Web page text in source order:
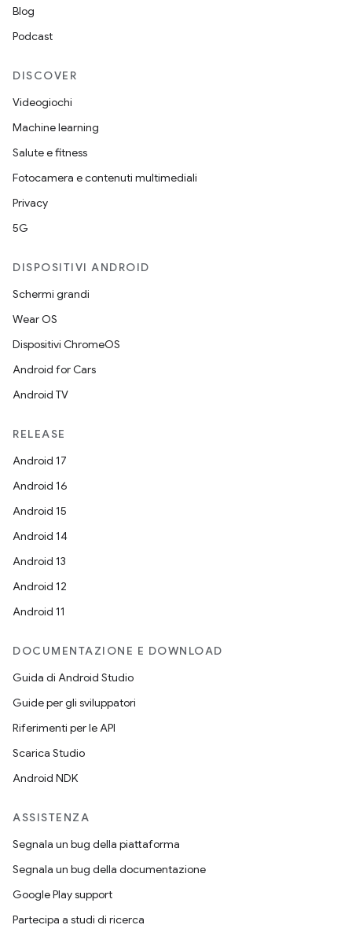
Blog
Podcast
DISCOVER
Videogiochi
Machine learning
Salute e fitness
Fotocamera e contenuti multimediali
Privacy
5G
DISPOSITIVI ANDROID
Schermi grandi
Wear OS
Dispositivi ChromeOS
Android for Cars
Android TV
RELEASE
Android 17
Android 16
Android 15
Android 14
Android 13
Android 12
Android 11
DOCUMENTAZIONE E DOWNLOAD
Guida di Android Studio
Guide per gli sviluppatori
Riferimenti per le API
Scarica Studio
Android NDK
ASSISTENZA
Segnala un bug della piattaforma
Segnala un bug della documentazione
Google Play support
Partecipa a studi di ricerca